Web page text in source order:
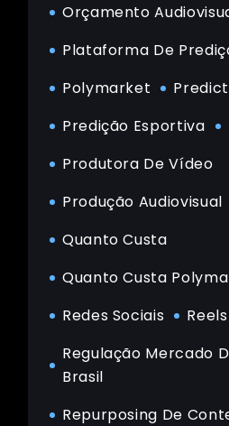
Orçamento
Plataforma De
Polymarket
Predição Esportiva
Produtora De Vídeo
Produção Audiovisual
Quanto Custa
Quanto Custa
Redes Sociais
Reels
Regulação Mercado
Brasil
Repurposing De